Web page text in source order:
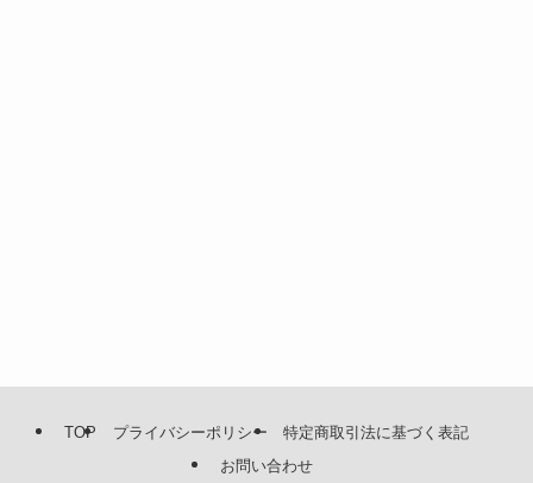
TOP プライバシーポリシー
特定商取引法に基づく表記
お問い合わせ